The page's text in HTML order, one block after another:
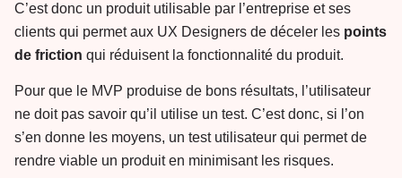
C’est donc un produit utilisable par l’entreprise et ses
clients qui permet aux UX Designers de déceler les points
de friction qui réduisent la fonctionnalité du produit.
Pour que le MVP produise de bons résultats, l’utilisateur
ne doit pas savoir qu’il utilise un test. C’est donc, si l’on
s’en donne les moyens, un test utilisateur qui permet de
rendre viable un produit en minimisant les risques.